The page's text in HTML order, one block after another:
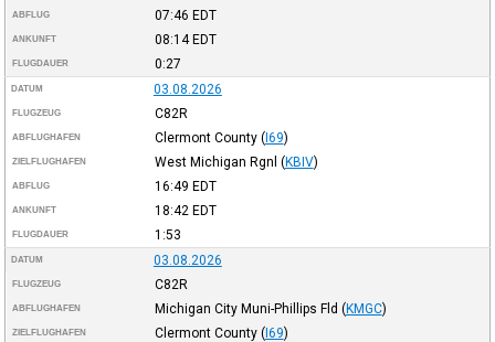
ABFLUG 07:46 EDT
ANKUNFT 08:14EDT
FLUGDAUER 0:27
DATUM 03.08.2026
FLUGZEUG C82R
ABFLUGHAFEN Clermont County (I69)
ZIELFLUGHAFEN West Michigan Rgnl (KBIV)
ABFLUG 16:49 EDT
ANKUNFT 18:42 EDT
FLUGDAUER 1:53
DATUM 03.08.2026
FLUGZEUG C82R
ABFLUGHAFEN Michigan City Muni-Phillips Fld (KMGC)
ZIELFLUGHAFEN Clermont County (I69)